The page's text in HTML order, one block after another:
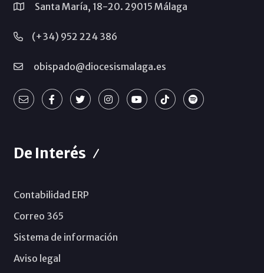
Santa María, 18-20. 29015 Málaga
(+34) 952 224 386
obispado@diocesismalaga.es
De Interés
Contabilidad ERP
Correo 365
Sistema de información
Aviso legal